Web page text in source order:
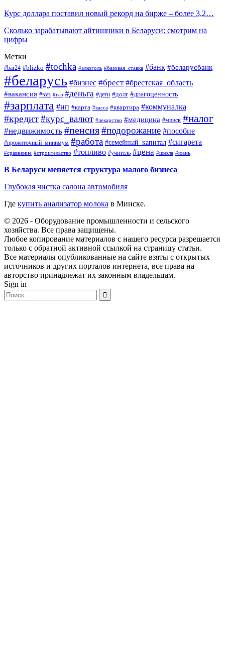
Курс доллара поставил новый рекорд на бирже – более 3,2…
Сколько зарабатывают айтишники в Беларуси: смотрим на
цифры
Метки
#bar24 #blizko #tochka #алкоголь #базовая_ставка #банк #беларусбанк
#беларусь #бизнес #брест #брестская_область
#вакансия #вуз #газ #деньга #дети #долг #драгоценность
#зарплата #ип #карта #касса #квартира #коммуналка
#кредит#курс_валют #лекарство #медицина #минск #налог
#недвижимость #пенсия#подорожание #пособие
#прожиточный_минимум #работа #семейный_капитал #сигарета
#сравнение #строительство #топливо #учитель #цена #школа #юань
В Беларуси меняется структура малого бизнеса
Глубокая чистка салона автомобиля
Где купить анализатор молока в Минске.
© 2026 - Оборудование промышленности и сельского
хозяйства. Все права защищены.
Любое копирование материалов с нашего ресурса разрешается
только с обратной активной ссылкой на страницу статьи.
Все материалы опубликованные на сайте взяты с открытых
источников и других порталов интернета, все права на
авторство принадлежат их законным владельцам.
Sign in